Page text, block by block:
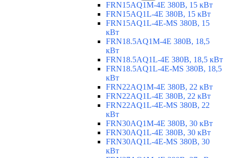
FRN15AQ1M-4E 380В, 15 кВт
FRN15AQ1L-4E 380В, 15 кВт
FRN15AQ1L-4E-MS 380В, 15
кВт
FRN18.5AQ1M-4E 380В, 18,5
кВт
FRN18.5AQ1L-4E 380В, 18,5 кВт
FRN18.5AQ1L-4E-MS 380В, 18,5
кВт
FRN22AQ1M-4E 380В, 22 кВт
FRN22AQ1L-4E 380В, 22 кВт
FRN22AQ1L-4E-MS 380В, 22
кВт
FRN30AQ1M-4E 380В, 30 кВт
FRN30AQ1L-4E 380В, 30 кВт
FRN30AQ1L-4E-MS 380В, 30
кВт